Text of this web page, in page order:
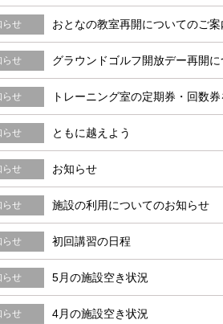
らせ おとなの教室再開についてのご案
らせ グラウンドゴルフ開放デー再開に
らせ トレーニング室の定期券・回数
らせ ともに越えよう
らせ お知らせ
らせ 施設の利用についてのお知らせ
らせ 初回講習の日程
らせ 5月の施設空き状況
らせ 4月の施設空き状況